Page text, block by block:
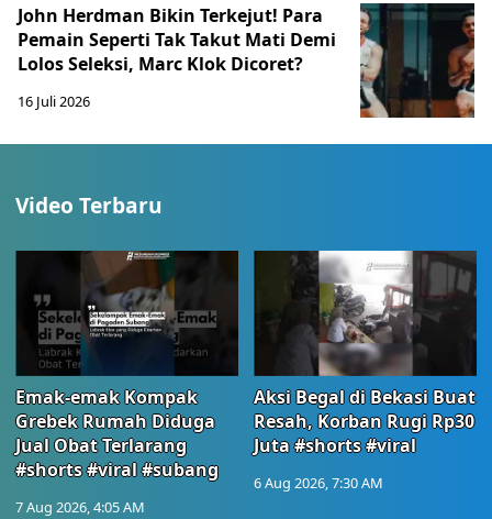
John Herdman Bikin Terkejut! Para
Pemain Seperti Tak Takut Mati Demi
Lolos Seleksi, Marc Klok Dicoret?
16 Juli 2026
Video Terbaru
Emak-emak Kompak
Grebek Rumah Diduga
Jual Obat Terlarang
#shorts #viral #subang
7 Aug 2026, 4:05 AM
Aksi Begal di Bekasi Buat
Resah, Korban Rugi Rp30
Juta #shorts #viral
6 Aug 2026, 7:30 AM